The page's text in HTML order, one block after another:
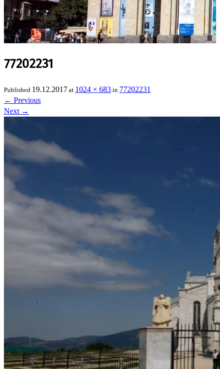
77202231
Published 19.12.2017 at 1024 × 683 in 77202231
← Previous
Next →